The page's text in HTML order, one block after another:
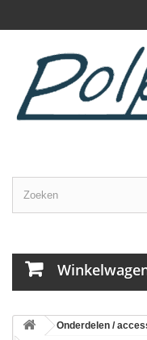
Onderdelen /